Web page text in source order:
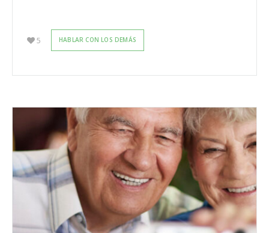
5 HABLAR CON LOS DEMÁS